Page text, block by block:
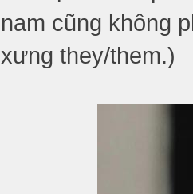
nam cũng không
xưng they/them.)